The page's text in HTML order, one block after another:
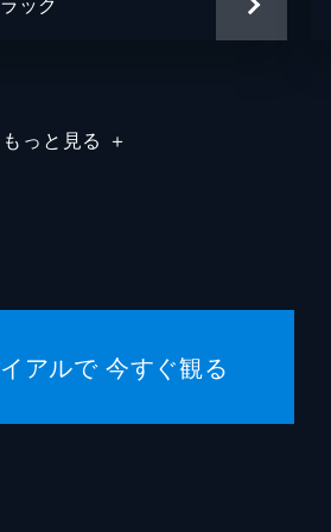
もっと見る ＋
アルで 今すぐ観る